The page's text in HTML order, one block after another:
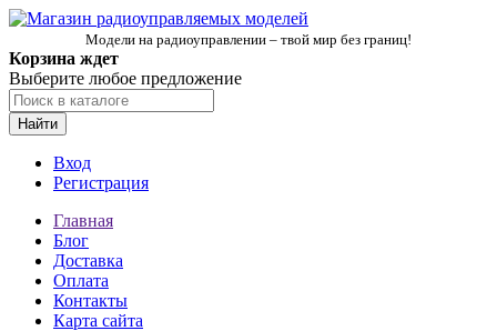
Модели на радиоуправлении – твой мир без границ!
Корзина ждет
Выберите любое предложение
Найти
Вход
Регистрация
Главная
Блог
Доставка
Оплата
Контакты
Карта сайта